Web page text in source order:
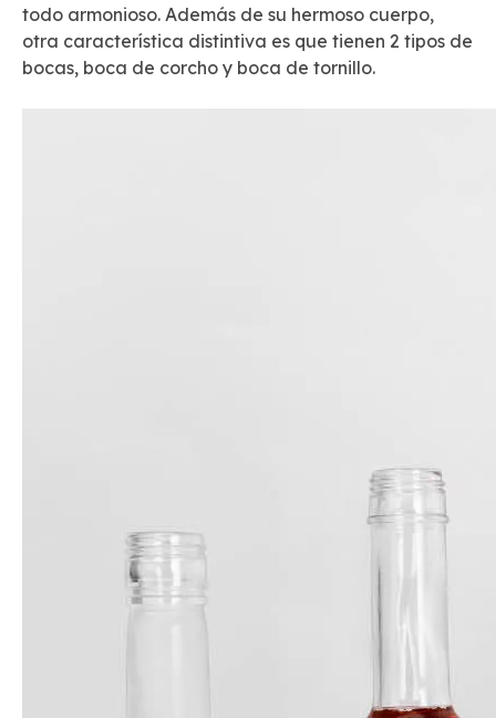
todo armonioso. Además de su hermoso cuerpo,
otra característica distintiva es que tienen 2 tipos de
bocas, boca de corcho y boca de tornillo.